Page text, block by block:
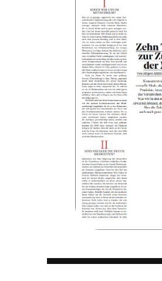
Nutzen Sie
KANDIDAT:INNEN
Wir eröffnen
Wir begleiten
KI-
Sie möchten fit
Programm!